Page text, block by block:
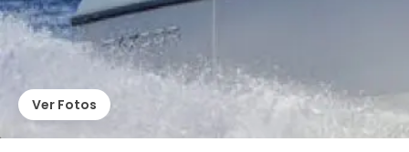
Ver Fotos